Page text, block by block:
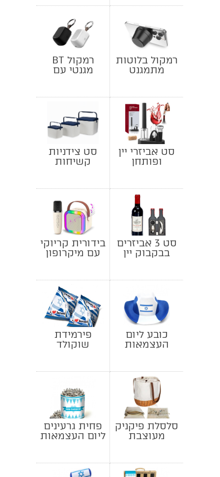
רמקול בלוטות
מתמגנט
רמקול BT
מגנטי עם
סט אביזרי יין
ופותחן
סט צידניות
קשיחות
סט 3 אביזרים
בבקבוק יין
בידורית קריוקי
עם מיקרופון
כובע ליום
העצמאות
פירמידת
שוקולד
סלסלת פיקניק
מעוצבת
פחית גרעינים
ליום העצמאות